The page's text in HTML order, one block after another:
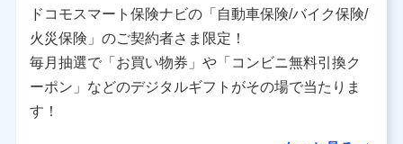
を受けている保険会社・提携会社の保険その他に関する
情報を提供するため、また維持管理等の委託業務遂行の
ため、またそれらに付帯、関連する当社、株式会社NTT
ドコモおよび提携会社のサービスを案内、提供するため
（各サービスで取得したサービス利用履歴、ウェブサイ
トの閲覧履歴、購買履歴、ご契約内容等のパーソナルデ
ータを分析して、お客さまの趣味・嗜好・傾向に応じた
ドコモスマート保険ナビの「自動車保険/バイク保険/
火災保険」のご契約者さま限定！
毎月抽選で「お買い物券」や「コンビニ無料引換ク
ーポン」などのデジタルギフトがその場で当たりま
す！